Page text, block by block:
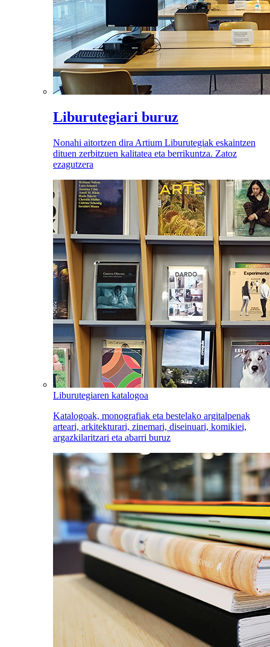
Liburutegiari buruz
Nonahi aitortzen dira Artium Liburutegiak eskaintzen
dituen zerbitzuen kalitatea eta berrikuntza. Zatoz
ezagutzera
Liburutegiaren katalogoa
Katalogoak, monografiak eta bestelako argitalpenak
arteari, arkitekturari, zinemari, diseinuari, komikiei,
argazkilaritzari eta abarri buruz